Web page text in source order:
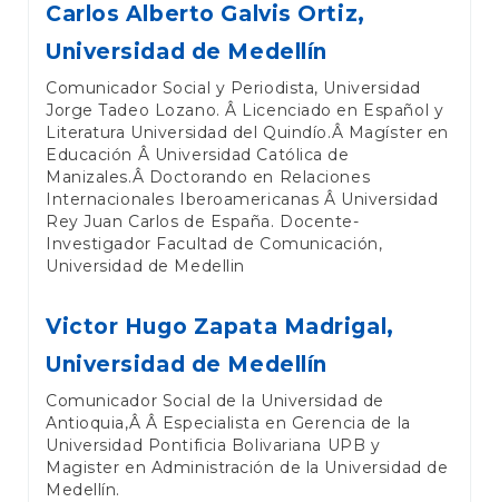
Carlos Alberto Galvis Ortiz,
Universidad de Medellín
Comunicador Social y Periodista, Universidad
Jorge Tadeo Lozano. Â Licenciado en Español y
Literatura Universidad del Quindío.Â Magíster en
Educación Â Universidad Católica de
Manizales.Â Doctorando en Relaciones
Internacionales Iberoamericanas Â Universidad
Rey Juan Carlos de España. Docente-
Investigador Facultad de Comunicación,
Universidad de Medellin
Victor Hugo Zapata Madrigal,
Universidad de Medellín
Comunicador Social de la Universidad de
Antioquia,Â Â Especialista en Gerencia de la
Universidad Pontificia Bolivariana UPB y
Magister en Administración de la Universidad de
Medellín.